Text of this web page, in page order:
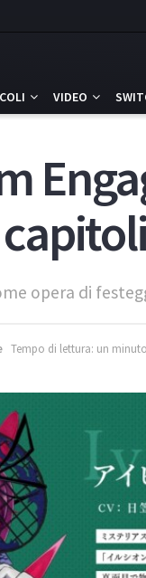
VIDEO
opera di
Tempo di lettura: un minuto